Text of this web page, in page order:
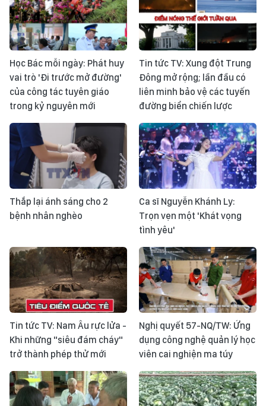
Học Bác mỗi ngày: Phát huy
vai trò 'Đi trước mở đường'
của công tác tuyên giáo
trong kỷ nguyên mới
Tin tức TV: Xung đột Trung
Đông mở rộng; lần đầu có
liên minh bảo vệ các tuyến
đường biển chiến lược
Thắp lại ánh sáng cho 2
bệnh nhân nghèo
Ca sĩ Nguyễn Khánh Ly:
Trọn vẹn một 'Khát vọng
tình yêu'
Tin tức TV: Nam Âu rực lửa -
Khi những "siêu đám cháy"
trở thành phép thử mới
Nghị quyết 57-NQ/TW: Ứng
dụng công nghệ quản lý học
viên cai nghiện ma túy